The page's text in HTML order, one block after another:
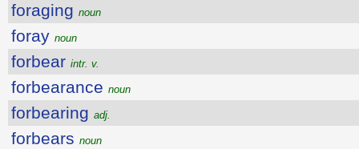
foraging noun
foray noun
forbear intr. v.
forbearance noun
forbearing adj.
forbears noun